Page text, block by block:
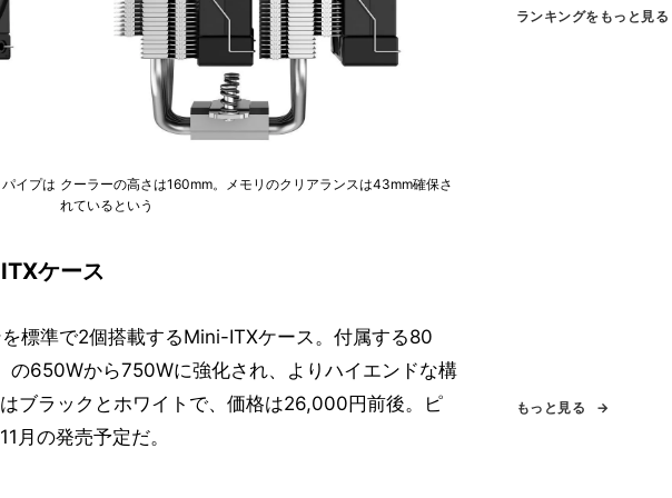
イプは クーラーの高さは160mm。メモリのクリアランスは43mm確保さ
れているという
ケース
標準で2個搭載するMini-ITXケース。付属する80
の650Wから750Wに強化され、よりハイエンドな構
ブラックとホワイトで、価格は26,000円前後。ピ
月の発売予定だ。
ランキングをもっと見る
もっと見る